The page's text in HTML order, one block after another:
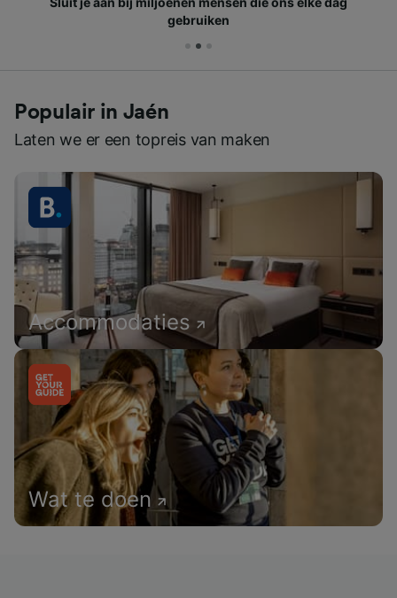
gebruiken
Populair in Jaén
Laten we er een topreis van maken
Accommodaties
Wat te doen